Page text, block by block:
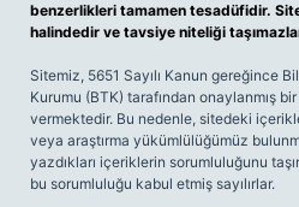
benzerlikleri tamamen tesadüfidir.
halindedir ve tavsiye niteliği
Sitemiz, 5651 Sayılı Kanun gereğince
Kurumu (BTK) tarafından onaylanmış
vermektedir. Bu nedenle, sitedeki
veya araştırma yükümlülüğümüz
yazdıkları içeriklerin sorumluluğunu
bu sorumluluğu kabul etmiş sayılırlar.